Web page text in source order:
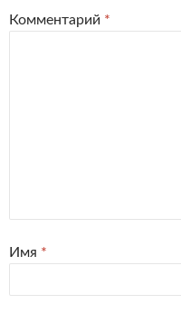
Комментарий *
Имя *